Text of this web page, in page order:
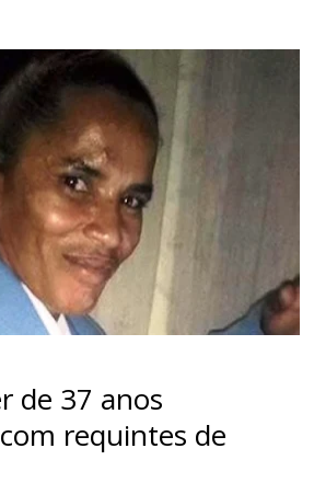
de 37 anos
requintes de